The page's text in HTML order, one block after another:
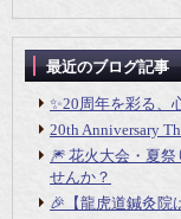
最近のブログ記事
✨20周年を彩る、
20th Anniversary
🎆 花火大会・夏
せんか？
🎉【龍虎道鍼灸院